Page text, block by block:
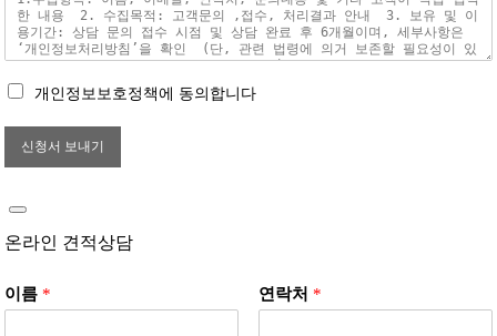
개인정보보호정책에 동의합니다
신청서 보내기
온라인 견적상담
이름 * 연락처 *